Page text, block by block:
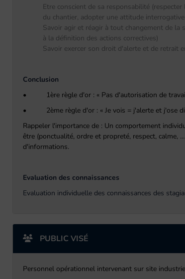
Etre conscient de sa responsabilité
du chantier, adopter une attitude
Savoir agir et réagir à tout changement de
à la définition des actions correctives)
Savoir exercer son droit d'alerte et de retrait
Conclusion
• 1ère règle d'or : « Pas d'autorisation de travail
• 2ème règle d'or : « Je vois = j'alerte et j'ose
Rappeler l'importance de : Un comportement
être (ponctualité, ordre et propreté, respect,
d'informations.
Evaluation des connaissances
Evaluation individuelle des connaissances des
PUBLIC VISÉ
Personnel opérationnel intervenant sur site